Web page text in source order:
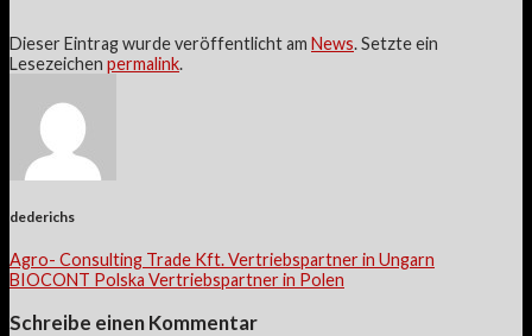
Dieser Eintrag wurde veröffentlicht am News. Setzte ein
Lesezeichen permalink.
dederichs
Agro- Consulting Trade Kft. Vertriebspartner in Ungarn
BIOCONT Polska Vertriebspartner in Polen
Schreibe einen Kommentar